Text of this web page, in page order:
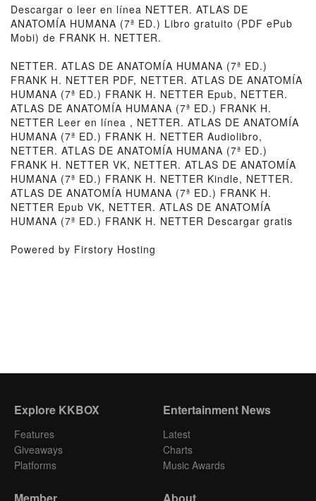
Descargar o leer en línea NETTER. ATLAS DE
ANATOMÍA HUMANA (7ª ED.) Libro gratuito (PDF ePub
Mobi) de FRANK H. NETTER.
NETTER. ATLAS DE ANATOMÍA HUMANA (7ª ED.)
FRANK H. NETTER PDF, NETTER. ATLAS DE ANATOMÍA
HUMANA (7ª ED.) FRANK H. NETTER Epub, NETTER.
ATLAS DE ANATOMÍA HUMANA (7ª ED.) FRANK H.
NETTER Leer en línea , NETTER. ATLAS DE ANATOMÍA
HUMANA (7ª ED.) FRANK H. NETTER Audiolibro,
NETTER. ATLAS DE ANATOMÍA HUMANA (7ª ED.)
FRANK H. NETTER VK, NETTER. ATLAS DE ANATOMÍA
HUMANA (7ª ED.) FRANK H. NETTER Kindle, NETTER.
ATLAS DE ANATOMÍA HUMANA (7ª ED.) FRANK H.
NETTER Epub VK, NETTER. ATLAS DE ANATOMÍA
HUMANA (7ª ED.) FRANK H. NETTER Descargar gratis
Powered by Firstory Hosting
Explore KKBOX
Features
Giveaways
Platforms
Entertainment News
Latest
Charts
Music Awards